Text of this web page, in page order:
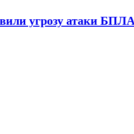
угрозу атаки БПЛА